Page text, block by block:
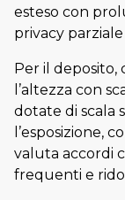
esteso con
privacy
Per il deposito,
l’altezza con
dotate di scala
l’esposizione,
valuta accordi
frequenti e